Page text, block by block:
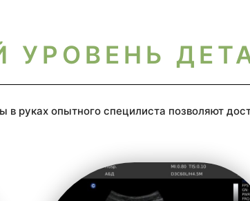
УРОВЕНЬ
руках опытного специлиста позволяют